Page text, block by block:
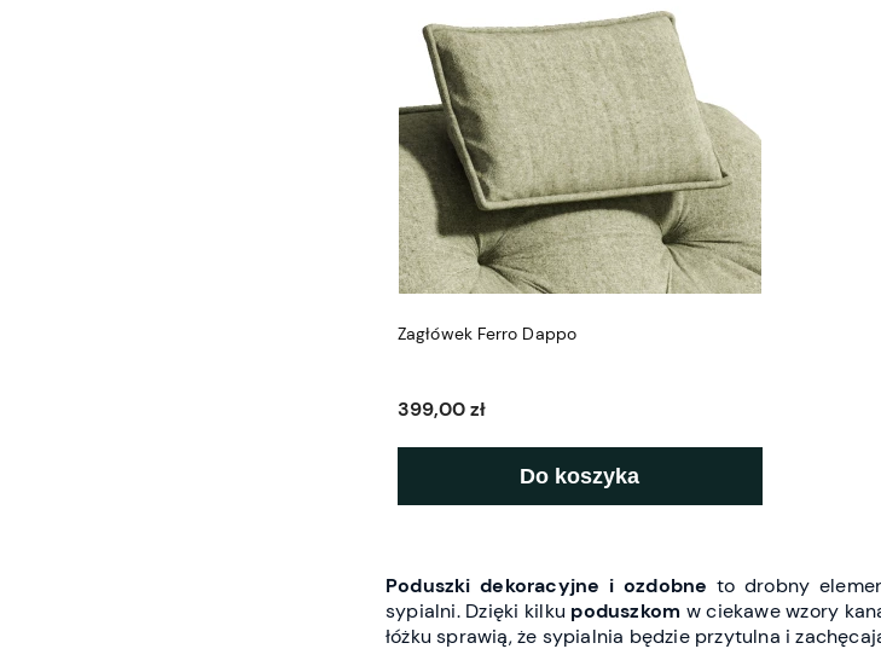
Zagłówek Ferro Dappo
399,00 zł
Do koszyka
Poduszki dekoracyjne i ozdobne to drobny
sypialni. Dzięki kilku poduszkom w ciekawe wzory
łóżku sprawią, że sypialnia będzie przytulna i